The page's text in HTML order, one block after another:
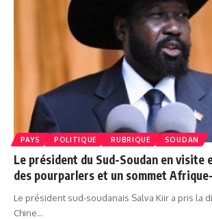
PAYS POLITIQUE RUBRIQUE SOUDAN
Le président du Sud-Soudan en visite
des pourparlers et un sommet
Le président sud-soudanais Salva Kiir a pris la
Chine…